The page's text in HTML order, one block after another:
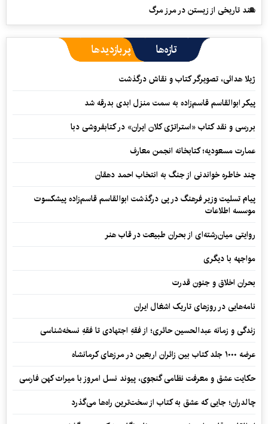
سند تاریخی از زیستن در مرز مرگ
تازه‌ها پربازدیدها
ژیلا هدائی، تصویرگر کتاب و نقاش درگذشت
پیکر ابوالقاسم قاسم‌زاده به سمت منزل ابدی بدرقه شد
بررسی و نقد کتاب «استراتژی کلان ایران» در کتابفروشی دبا
عمارت مسعودیه؛ کتابخانه انجمن معارف
چند خاطره خواندنی از جنگ به انتخاب احمد دهقان
پیام تسلیت وزیر فرهنگ در پی درگذشت ابوالقاسم قاسم‌زاده پیشکسوت
موسسه اطلاعات
روایتی میان‌رشته‌ای از بحران طبیعت در قاب هنر
مواجهه با دیگری
بحران اخلاق و جنون قدرت
نامه‌هایی در روزهای تاریک اشغال ایران
زندگی و زمانه عبدالحسین حائری؛ از فقهِ اجتهادی تا فقهِ نسخه‌شناسی
عرضه ۱۰۰۰ جلد کتاب بین زائران اربعین در مرزهای کرمانشاه
حکایت عشق و معرفت نظامی گنجوی، پیوند نسل امروز با میراث کهن فارسی
چالدران؛ جایی که عشق به کتاب از سخت‌ترین راه‌ها می‌گذرد